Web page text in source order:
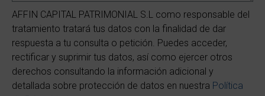
AFFIN CAPITAL PATRIMONIAL S.L como responsable del
tratamiento tratará tus datos con la finalidad de dar
respuesta a tu consulta o petición. Puedes acceder,
rectificar y suprimir tus datos, así como ejercer otros
derechos consultando la información adicional y
detallada sobre protección de datos en nuestra Política